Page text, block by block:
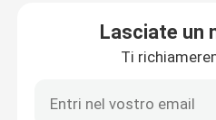
apparecchio di tintura del
Macchina di stampaggio
Lasciate un
Ti